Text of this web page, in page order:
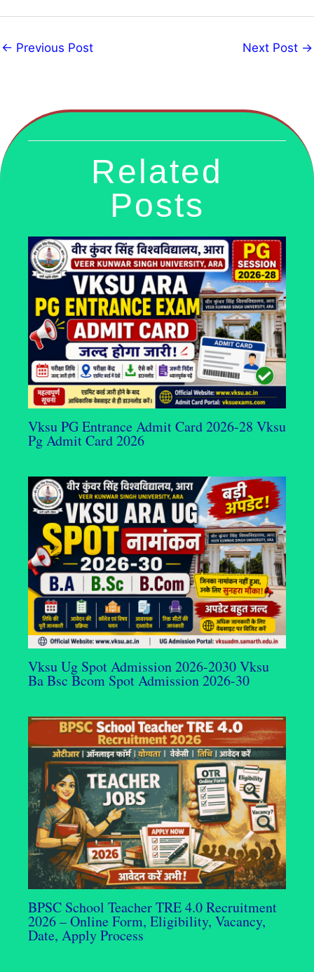
← Previous Post Next Post →
Related
Posts
Vksu PG Entrance Admit Card 2026-28 Vksu
Pg Admit Card 2026
Vksu Ug Spot Admission 2026-2030 Vksu
Ba Bsc Bcom Spot Admission 2026-30
BPSC School Teacher TRE 4.0 Recruitment
2026 – Online Form, Eligibility, Vacancy,
Date, Apply Process